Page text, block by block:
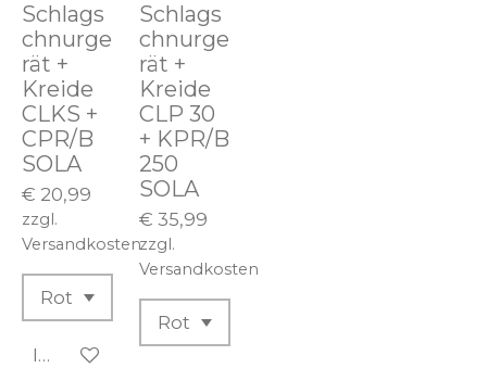
Schlags
chnurge
rät +
Kreide
CLKS +
CPR/B
SOLA
€ 20,99
zzgl.
Versandkosten
In den Warenkorb
Schlags
chnurge
rät +
Kreide
CLP 30
+ KPR/B
250
SOLA
€ 35,99
zzgl.
Versandkosten